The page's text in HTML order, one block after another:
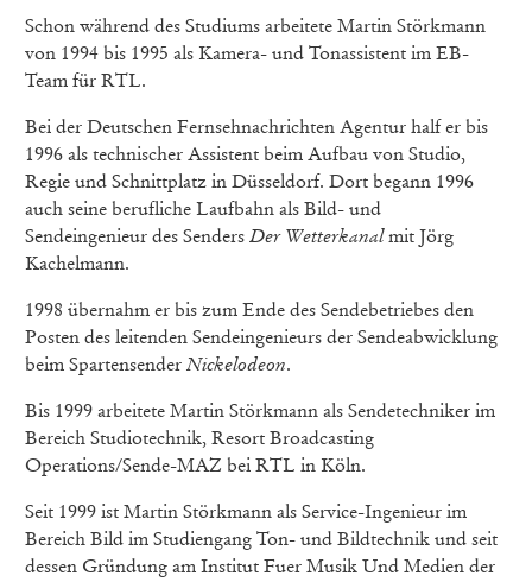
Schon während des Studiums arbeitete Martin Störkmann
von 1994 bis 1995 als Kamera- und Tonassistent im EB-
Team für RTL.
Bei der Deutschen Fernsehnachrichten Agentur half er bis
1996 als technischer Assistent beim Aufbau von Studio,
Regie und Schnittplatz in Düsseldorf. Dort begann 1996
auch seine berufliche Laufbahn als Bild- und
Sendeingenieur des Senders Der Wetterkanalmit Jörg
Kachelmann.
1998 übernahm er bis zum Ende des Sendebetriebes den
Posten des leitenden Sendeingenieurs der Sendeabwicklung
beim Spartensender Nickelodeon.
Bis 1999 arbeitete Martin Störkmann als Sendetechniker im
Bereich Studiotechnik, Resort Broadcasting
Operations/Sende-MAZ bei RTL in Köln.
Seit 1999 ist Martin Störkmann als Service-Ingenieur im
Bereich Bild im Studiengang Ton- und Bildtechnik und seit
dessen Gründung am Institut Fuer Musik Und Medien der